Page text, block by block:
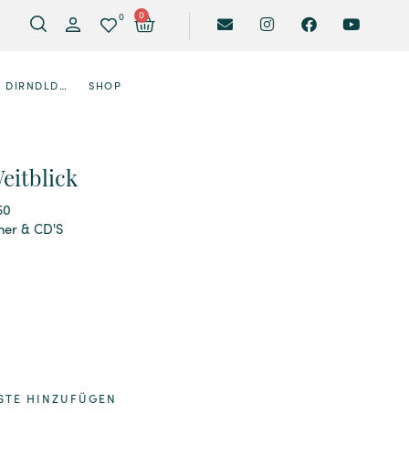
0 0
DIRNDLDESIGNER SHOP
& CD'S
HINZUFÜGEN